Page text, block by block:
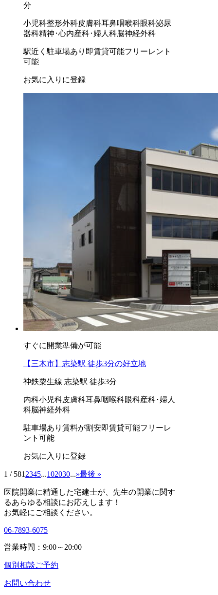
分
小児科整形外科皮膚科耳鼻咽喉科眼科泌尿
器科精神･心内産科･婦人科脳神経外科
駅近く 駐車場あり 即賃貸可能フリーレント
可能
お気に入りに登録
すぐに開業準備が可能
【三木市】志染駅 徒歩3分の好立地
神鉄粟生線 志染駅 徒歩3分
内科小児科皮膚科耳鼻咽喉科眼科産科･婦人
科脳神経外科
駐車場あり 賃料が割安即賃貸可能フリーレ
ント可能
お気に入りに登録
1 / 581 2345...102030...»最後 »
医院開業に精通した宅建士が、 先生の開業に関す
るあらゆる相談にお応えします！
お気軽にご相談ください。
06-7893-6075
営業時間：9:00～20:00
個別相談ご予約
お問い合わせ